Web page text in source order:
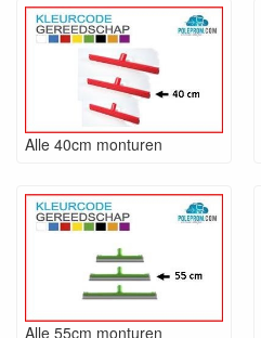
Alle 40cm monturen
Alle 55cm monturen